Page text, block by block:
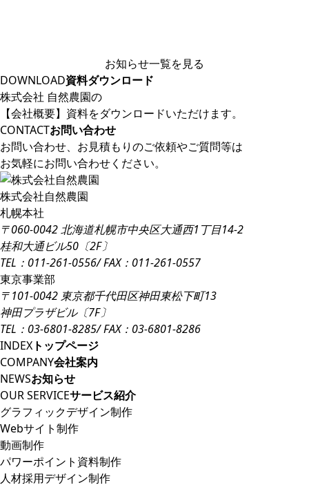
お知らせ一覧を見る
DOWNLOAD資料ダウンロード
株式会社 自然農園の
【会社概要】資料をダウンロードいただけます。
CONTACTお問い合わせ
お問い合わせ、 お見積もりのご依頼やご質問等は
お気軽にお問い合わせください。
株式会社自然農園
札幌本社
〒060-0042 北海道札幌市中央区大通西1丁目14-2
桂和大通ビル50〔2F〕
TEL：011-261-0556/ FAX：011-261-0557
東京事業部
〒101-0042 東京都千代田区神田東松下町13
神田プラザビル〔7F〕
TEL：03-6801-8285/ FAX：03-6801-8286
INDEX トップページ
COMPANY会社案内
NEWSお知らせ
OUR SERVICEサービス紹介
グラフィックデザイン制作
Webサイト制作
動画制作
パワーポイント資料制作
人材採用デザイン制作